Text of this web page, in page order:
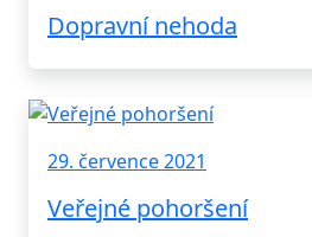
Dopravní nehoda
29. července 2021
Veřejné pohoršení